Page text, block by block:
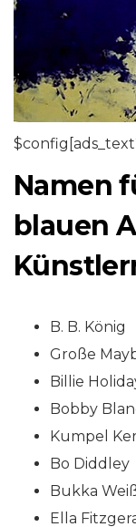
Namen
blauen
B. B. König
Große
Billie
Bobby
Kumpel
Bo Diddley
Bukka
Ella